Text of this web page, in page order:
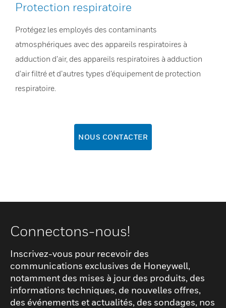
Protection respiratoire
Protégez les employés des contaminants
atmosphériques avec des appareils respiratoires à
adduction d’air, des appareils respiratoires à adduction
d’air filtré et d’autres types d’équipement de protection
respiratoire.
NOUS CONTACTER
Connectons-nous!
Inscrivez-vous pour recevoir des
communications exclusives de Honeywell,
notamment des mises à jour des produits, des
informations techniques, de nouvelles offres,
des événements et actualités, des sondages, nos